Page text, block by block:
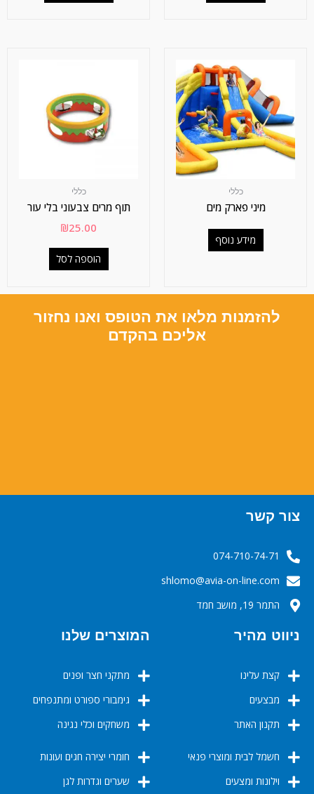
כללי
תוף מרים צבעוני בלי עור
₪25.00
הוספה לסל
כללי
מיני פארק מים
מידע נוסף
להזמנות מלאו את הטופס ואנו נחזור
אליכם בהקדם
צור קשר
074-710-74-71
‬‬‬shlomo@avia-on-line.com‬
התמר 19, מושב חמד
ניווט מהיר
קצת עלינו
מבצעים
תקנון האתר
המוצרים שלנו
מתקני חצר ופנים
גימבורי ספורט ומתנפחים
משחקים וכלי נגינה
חשמל לבית ומוצרי פנאי
וילונות ומצעים
חומרי יצירה חגים ועונות
שערים וגדרות לגן